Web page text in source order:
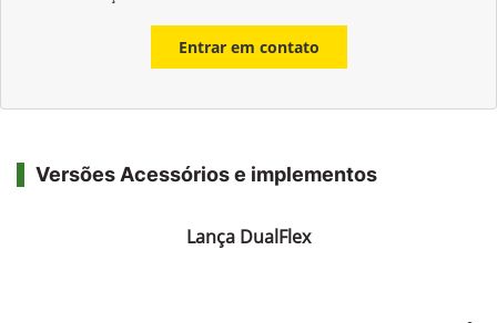
Entrar em contato
Versões Acessórios e implementos
Lança DualFlex